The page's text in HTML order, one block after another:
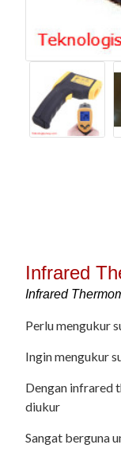
Infrared
Infrared
Perlu mengukur
Ingin mengukur
Dengan infrared
diukur
Sangat berguna